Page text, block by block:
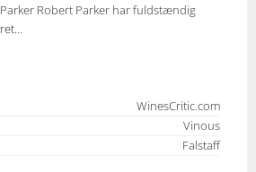
Parker Robert Parker har fuldstændig
ret...
WinesCritic.com
Vinous
Falstaff